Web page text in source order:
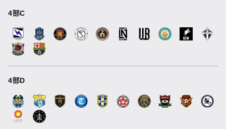
4部C
4部D